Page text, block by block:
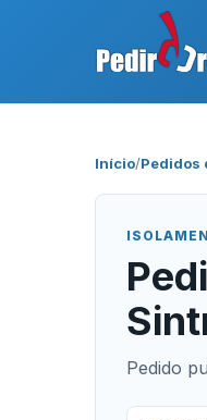
Início/Pedidos
Pedido